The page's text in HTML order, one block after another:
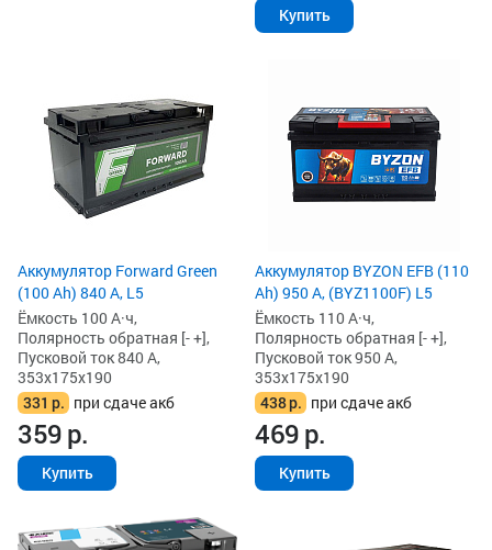
Купить
Аккумулятор Forward Green
(100 Ah) 840 А, L5
Ёмкость 100 А·ч,
Полярность обратная [- +],
Пусковой ток 840 А,
353x175x190
331 р. при сдаче акб
359р.
Купить
Аккумулятор BYZON EFB (110
Ah) 950 А, (BYZ1100F) L5
Ёмкость 110 А·ч,
Полярность обратная [- +],
Пусковой ток 950 А,
353x175x190
438р. при сдаче акб
469р.
Купить